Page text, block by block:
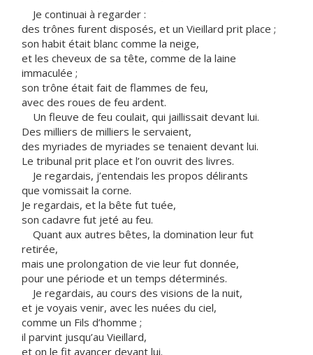
Je continuai à regarder :
des trônes furent disposés, et un Vieillard prit place ;
son habit était blanc comme la neige,
et les cheveux de sa tête, comme de la laine
immaculée ;
son trône était fait de flammes de feu,
avec des roues de feu ardent.
Un fleuve de feu coulait, qui jaillissait devant lui.
Des milliers de milliers le servaient,
des myriades de myriades se tenaient devant lui.
Le tribunal prit place et l’on ouvrit des livres.
Je regardais, j’entendais les propos délirants
que vomissait la corne.
Je regardais, et la bête fut tuée,
son cadavre fut jeté au feu.
Quant aux autres bêtes, la domination leur fut
retirée,
mais une prolongation de vie leur fut donnée,
pour une période et un temps déterminés.
Je regardais, au cours des visions de la nuit,
et je voyais venir, avec les nuées du ciel,
comme un Fils d’homme ;
il parvint jusqu’au Vieillard,
et on le fit avancer devant lui.